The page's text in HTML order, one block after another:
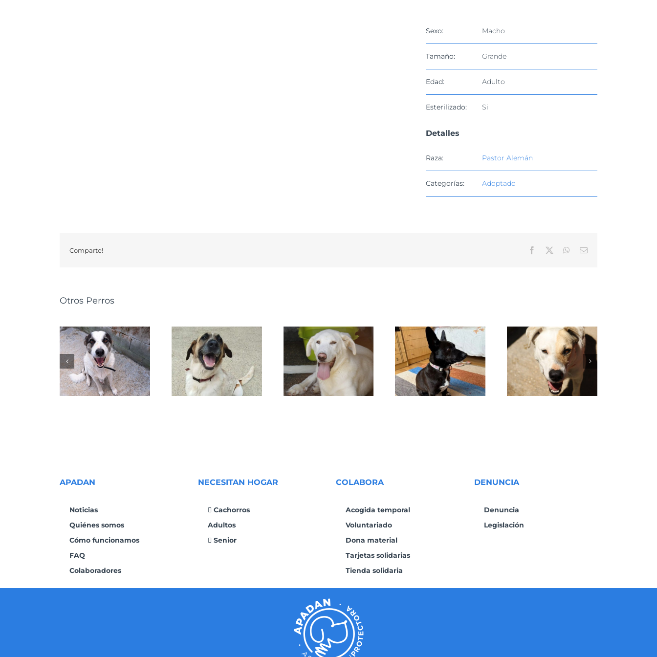
Sexo: Macho
Tamaño: Grande
Edad: Adulto
Esterilizado: Si
Detalles
Raza: Pastor Alemán
Categorías: Adoptado
Comparte! Facebook WhatsApp
Correo
Otros Perros
NALA DAFNE SANSA VENUS
APADAN
Noticias
Quiénes somos
Cómo funcionamos
FAQ
Colaboradores
NECESITAN HOGAR
Cachorros
Adultos
Senior
COLABORA
Acogida temporal
Voluntariado
Dona material
Tarjetas solidarias
Tienda solidaria
DENUNCIA
Denuncia
Legislación